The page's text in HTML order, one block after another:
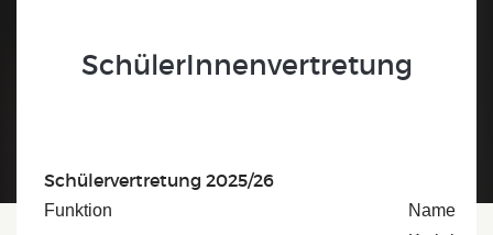
SchülerInnenvertretung
Schülervertretung 2025/26
Funktion Name